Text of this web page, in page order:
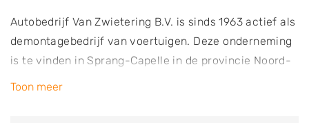
Autobedrijf Van Zwietering B.V. is sinds 1963 actief als
demontagebedrijf van voertuigen. Deze onderneming
is te vinden in Sprang-Capelle in de provincie Noord-
Brabant. Van daaruit is de autosloperij actief in de
Toon meer